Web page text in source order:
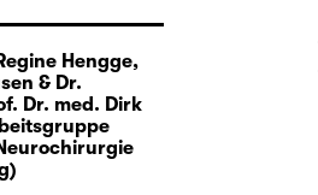
Hengge,
& Dr.
Dr. med. Dirk